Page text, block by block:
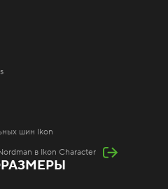
шин Ikon
в Ikon Character